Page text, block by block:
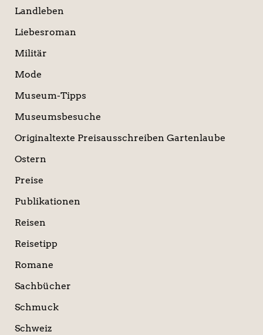
Landleben
Liebesroman
Militär
Mode
Museum-Tipps
Museumsbesuche
Originaltexte Preisausschreiben Gartenlaube
Ostern
Preise
Publikationen
Reisen
Reisetipp
Romane
Sachbücher
Schmuck
Schweiz